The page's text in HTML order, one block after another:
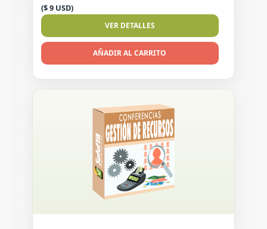
($ 9 USD)
VER DETALLES
AÑADIR AL CARRITO